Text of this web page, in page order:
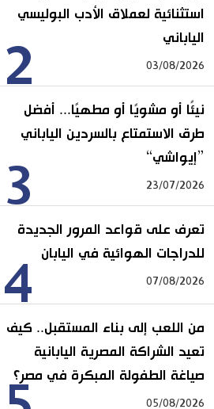
2
استثنائية لعملاق الأدب البوليسي
الياباني
03/08/2026
3
نيئًا أو مشويًا أو مطهيًا... أفضل
طرق الاستمتاع بالسردين الياباني
”إيواشي“
23/07/2026
4
تعرف على قواعد المرور الجديدة
للدراجات الهوائية في اليابان
07/08/2026
من اللعب إلى بناء المستقبل.. كيف
تعيد الشراكة المصرية اليابانية
صياغة الطفولة المبكرة في مصر؟
05/08/2026